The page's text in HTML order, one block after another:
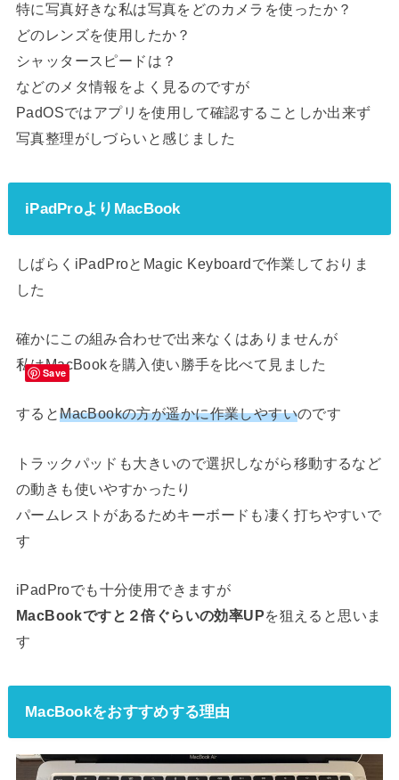
特に写真好きな私は写真をどのカメラを使ったか？
どのレンズを使用したか？
シャッタースピードは？
などのメタ情報をよく見るのですが
PadOSではアプリを使用して確認することしか出来ず
写真整理がしづらいと感じました
iPadProよりMacBook
しばらくiPadProとMagic Keyboardで作業しておりま
した
確かにこの組み合わせで出来なくはありませんが
私はMacBookを購入使い勝手を比べて見ました
するとMacBookの方が遥かに作業しやすいのです
トラックパッドも大きいので選択しながら移動するなど
の動きも使いやすかったり
パームレストがあるためキーボードも凄く打ちやすいで
す
iPadProでも十分使用できますが
MacBookですと２倍ぐらいの効率UPを狙えると思いま
す
MacBookをおすすめする理由
Save